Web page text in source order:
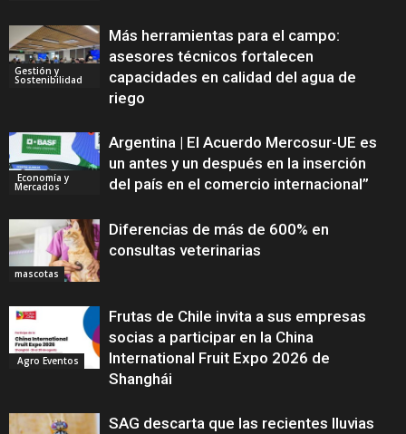
Gestión y
Sostenibilidad
Más herramientas para el campo:
asesores técnicos fortalecen
capacidades en calidad del agua de
riego
Economía y
Mercados
Argentina | El Acuerdo Mercosur-UE es
un antes y un después en la inserción
del país en el comercio internacional”
mascotas
Diferencias de más de 600% en
consultas veterinarias
Agro Eventos
Frutas de Chile invita a sus empresas
socias a participar en la China
International Fruit Expo 2026 de
Shanghái
SAG descarta que las recientes lluvias